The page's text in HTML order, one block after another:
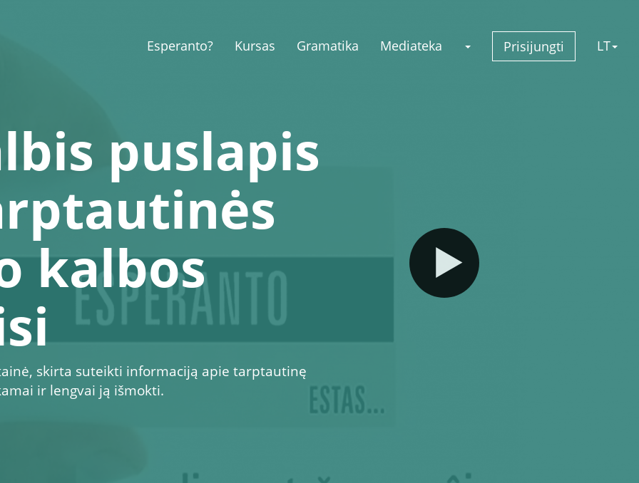
Esperanto? Kursas Gramatika Mediateka Prisijungti LT
puslapis
kalbos
skirta suteikti informaciją apie tarptautinę
ir lengvai ją išmokti.